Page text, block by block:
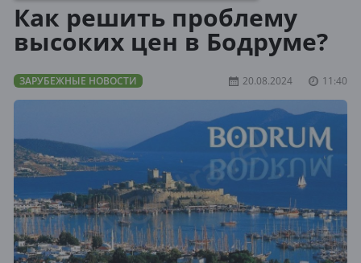
Как решить проблему
высоких цен в Бодруме?
ЗАРУБЕЖНЫЕ НОВОСТИ 20.08.2024 11:40